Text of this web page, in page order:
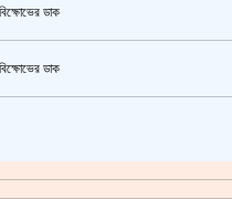
ডাক
ডাক
করপোরেশনের গাড়ি চাপায় শ্রমিক নিহত